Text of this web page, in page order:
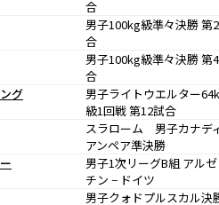
合
男子100kg級準々決勝 第
合
男子100kg級準々決勝 第
合
グ
男子ライトウエルター
級1回戦 第12試合
スラローム 男子カナデ
アンペア準決勝
男子1次リーグB組 アル
チン − ドイツ
男子クォドプルスカル決